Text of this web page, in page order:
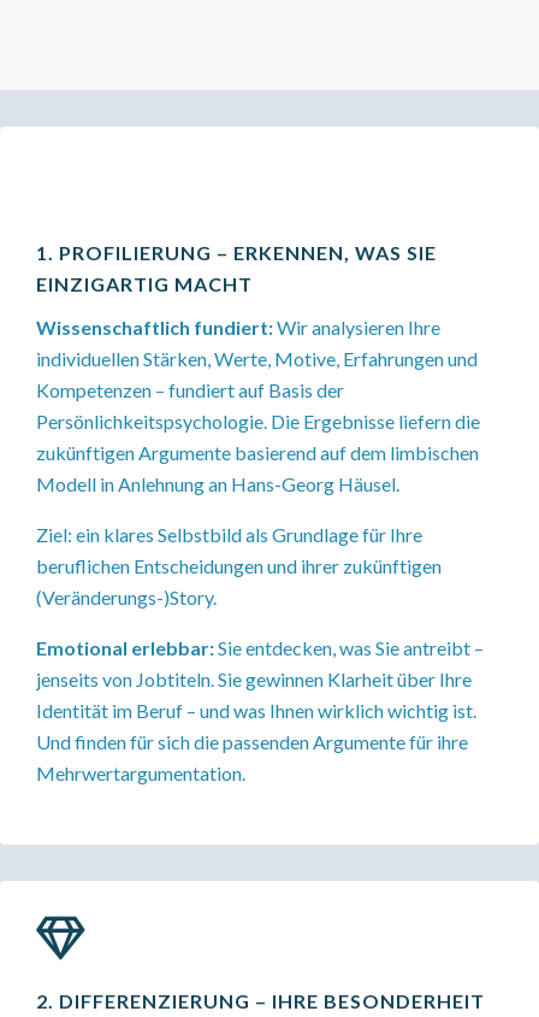
1. PROFILIERUNG – ERKENNEN, WAS SIE
EINZIGARTIG MACHT
Wissenschaftlich fundiert:Wir analysieren Ihre
individuellen Stärken, Werte, Motive, Erfahrungen und
Kompetenzen – fundiert auf Basis der
Persönlichkeitspsychologie. Die Ergebnisse liefern die
zukünftigen Argumente basierend auf dem limbischen
Modell in Anlehnung an Hans-Georg Häusel.
Ziel: ein klares Selbstbild als Grundlage für Ihre
beruflichen Entscheidungen und ihrer zukünftigen
(Veränderungs-)Story.
Emotional erlebbar:Sie entdecken, was Sie antreibt –
jenseits von Jobtiteln. Sie gewinnen Klarheit über Ihre
Identität im Beruf – und was Ihnen wirklich wichtig ist.
Und finden für sich die passenden Argumente für ihre
Mehrwertargumentation.
2. DIFFERENZIERUNG – IHRE BESONDERHEIT